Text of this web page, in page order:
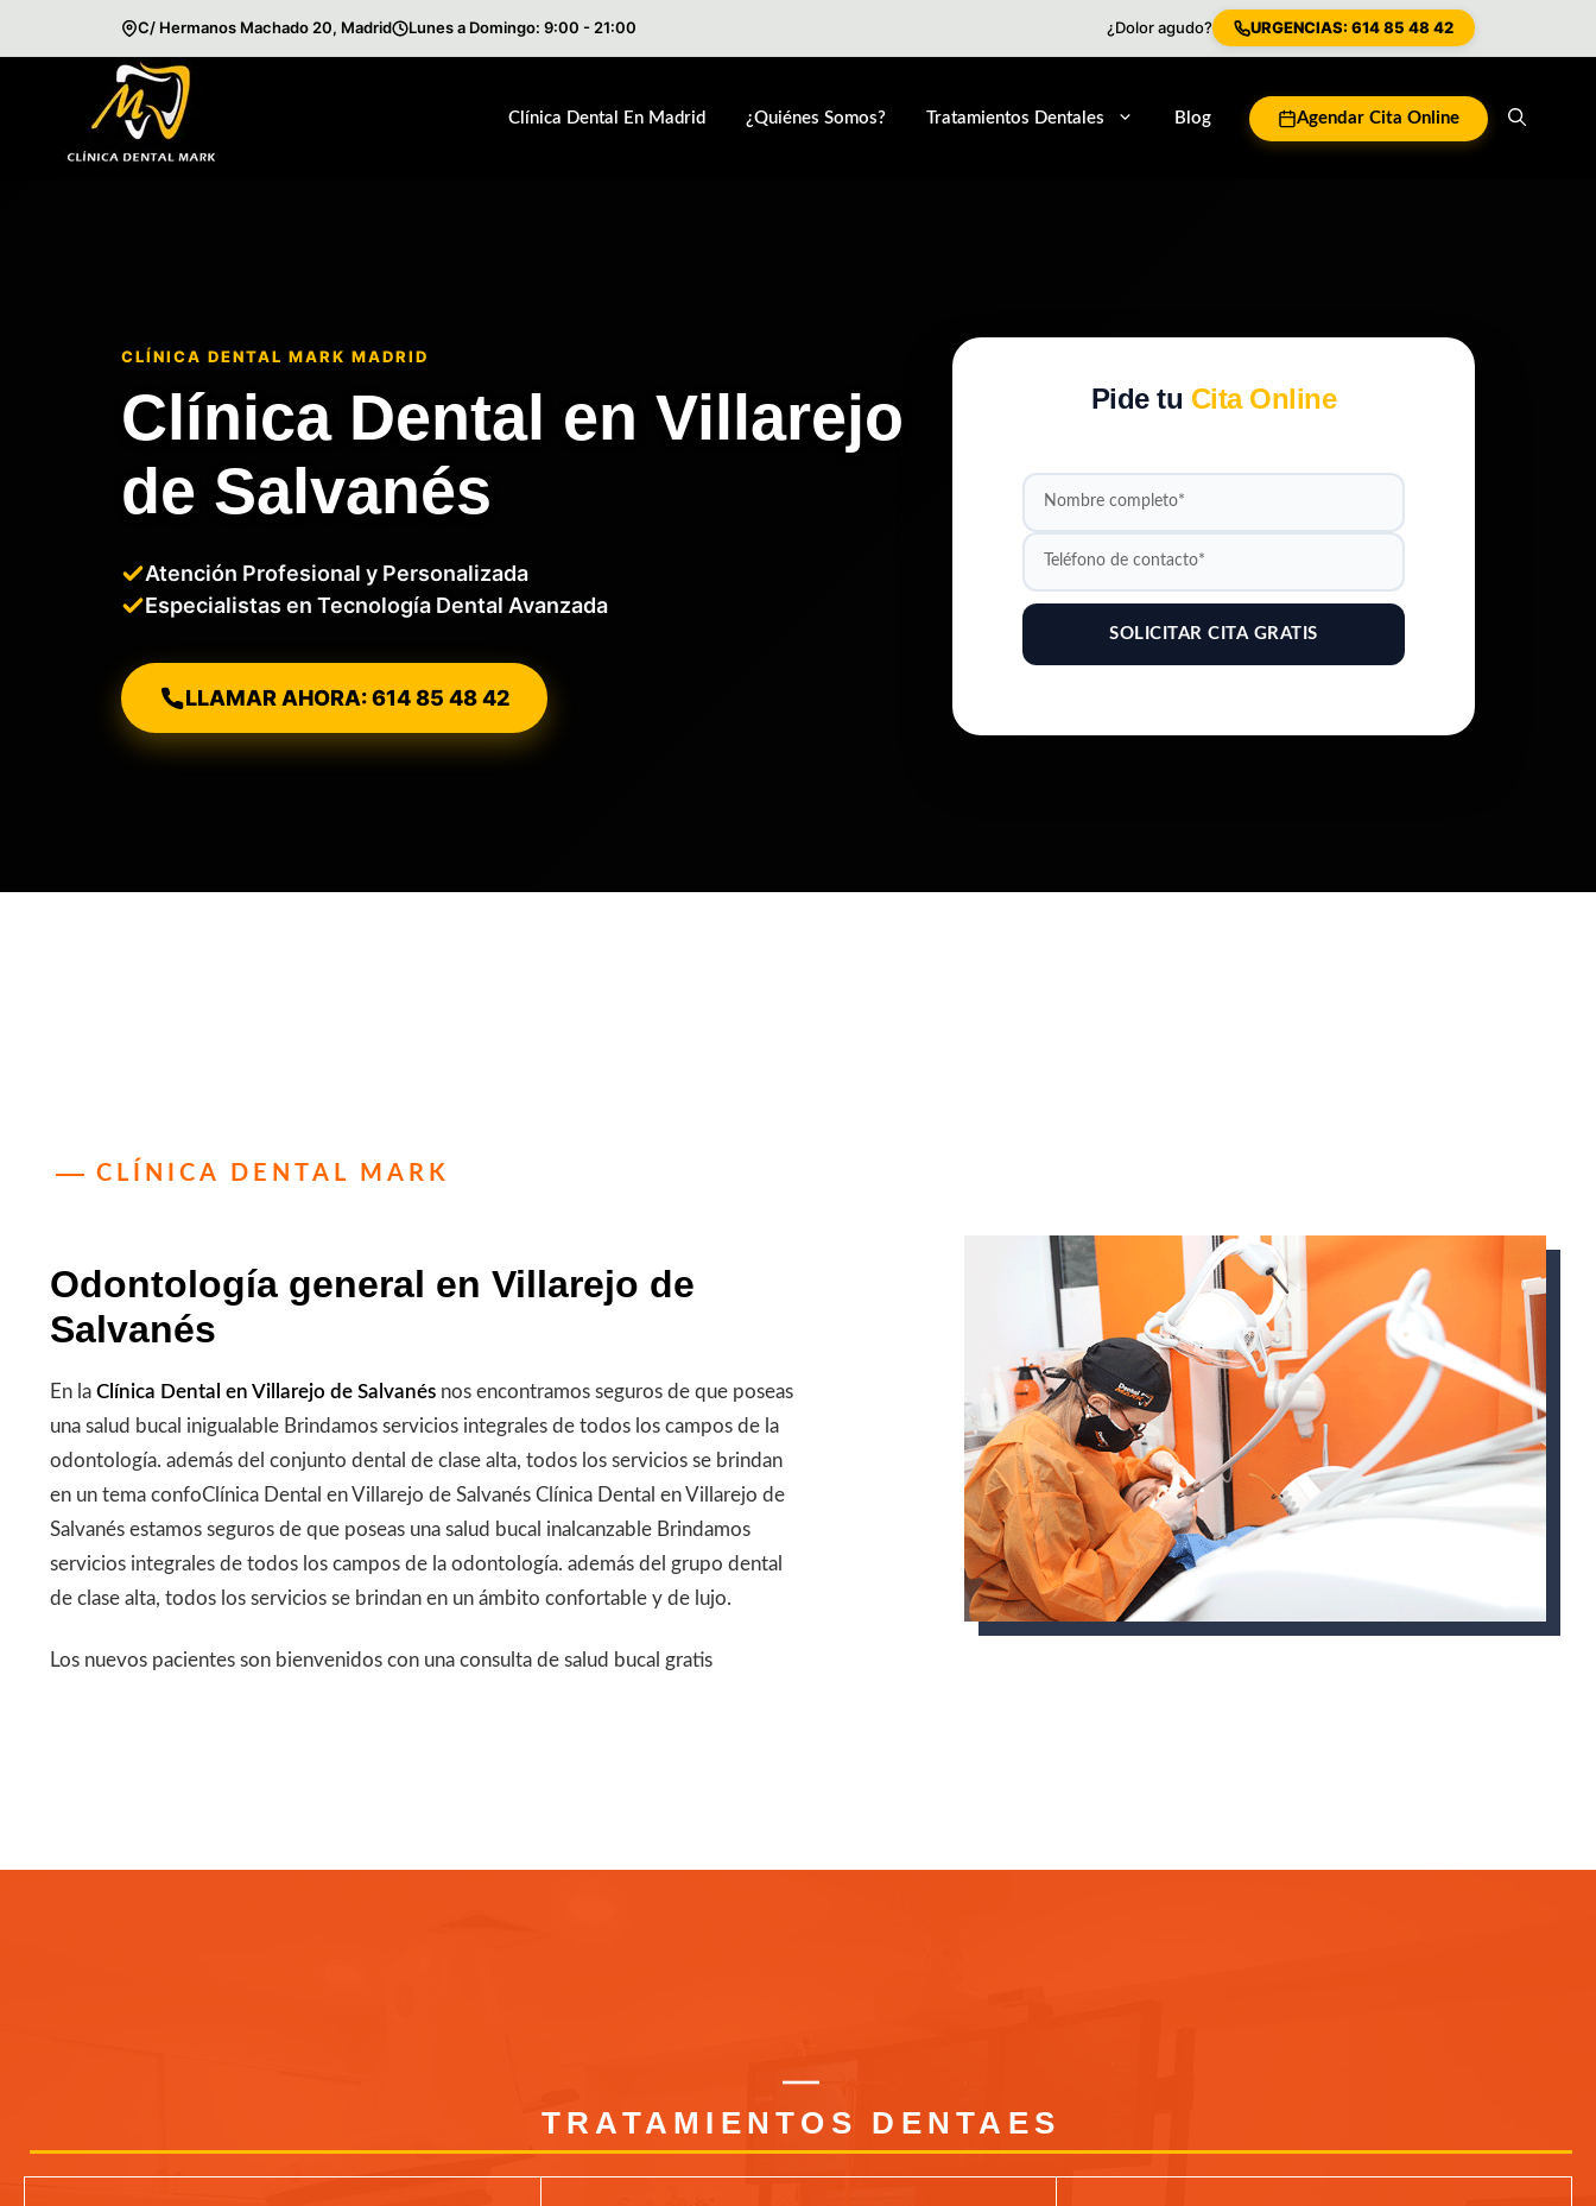
C/ Hermanos Machado 20, Madrid Lunes a Domingo: 9:00 - 21:00 ¿Dolor agudo? URGENCIAS: 614 85 48 42
contenido
Clínica Dental En Madrid ¿Quiénes Somos? Tratamientos Dentales Blog Agendar Cita Online
CLÍNICA DENTAL MARK MADRID
Clínica Dental en Villarejo
de Salvanés
Atención Profesional y Personalizada
Especialistas en Tecnología Dental Avanzada
LLAMAR AHORA: 614 85 48 42
Pide tu Cita Online
CLÍNICA DENTAL MARK
Odontología general en Villarejo de
Salvanés
En la Clínica Dental en Villarejo de Salvanés nos encontramos seguros de que poseas
una salud bucal inigualable Brindamos servicios integrales de todos los campos de la
odontología. además del conjunto dental de clase alta, todos los servicios se brindan
en un tema confoClínica Dental en Villarejo de Salvanés Clínica Dental en Villarejo de
Salvanés estamos seguros de que poseas una salud bucal inalcanzable Brindamos
servicios integrales de todos los campos de la odontología. además del grupo dental
de clase alta, todos los servicios se brindan en un ámbito confortable y de lujo.
Los nuevos pacientes son bienvenidos con una consulta de salud bucal gratis
TRATAMIENTOS DENTAES